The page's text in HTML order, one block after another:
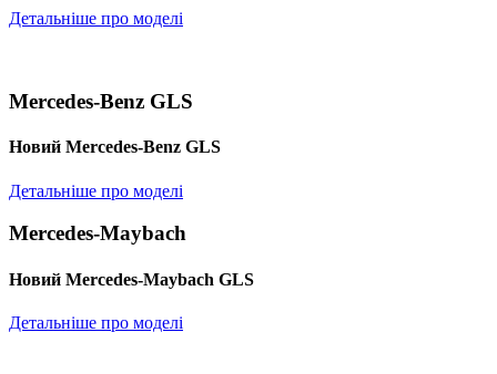
Детальніше про моделі
Mercedes-Benz GLS
Новий Mercedes-Benz GLS
Детальніше про моделі
Mercedes-Maybach
Новий Mercedes-Maybach GLS
Детальніше про моделі